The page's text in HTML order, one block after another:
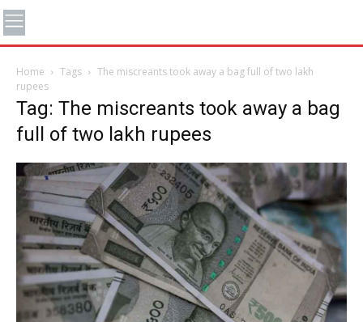
Home Tags
The miscreants took away a bag full of two lakh
rupees
Tag: The miscreants took away a bag
full of two lakh rupees